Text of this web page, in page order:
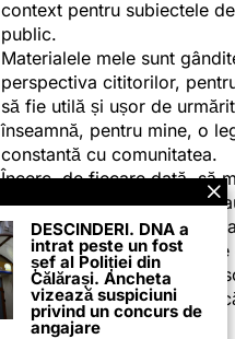
context pentru subiectele
public.
Materialele mele sunt
perspectiva cititorilor,
să fie utilă și ușor de
înseamnă, pentru mine, o
constantă cu comunitatea.
Încerc, de fiecare dată, să
celor care citesc, privesc
ceea ce fac. Pentru că
este despre mine, ci despre
Iar dacă oamenii se
pe care le spun, înseamnă
drumul bun.
DESCINDERI. DNA a
intrat peste un fost
șef al Poliției din
Călărași. Ancheta
vizează suspiciuni
privind un concurs de
angajare